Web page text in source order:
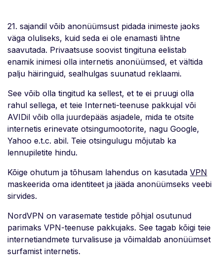
21. sajandil võib anonüümsust pidada inimeste jaoks
väga oluliseks, kuid seda ei ole enamasti lihtne
saavutada. Privaatsuse soovist tingituna eelistab
enamik inimesi olla internetis anonüümsed, et vältida
palju häiringuid, sealhulgas suunatud reklaami.
See võib olla tingitud ka sellest, et te ei pruugi olla
rahul sellega, et teie Interneti-teenuse pakkujal või
AVIDil võib olla juurdepääs asjadele, mida te otsite
internetis erinevate otsingumootorite, nagu Google,
Yahoo e.t.c. abil. Teie otsingulugu mõjutab ka
lennupiletite hindu.
Kõige ohutum ja tõhusam lahendus on kasutada VPN
maskeerida oma identiteet ja jääda anonüümseks veebi
sirvides.
NordVPN on varasemate testide põhjal osutunud
parimaks VPN-teenuse pakkujaks. See tagab kõigi teie
internetiandmete turvalisuse ja võimaldab anonüümset
surfamist internetis.